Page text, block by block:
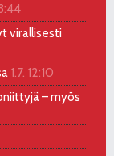
virallisesti
1.7. 12:10
– myös